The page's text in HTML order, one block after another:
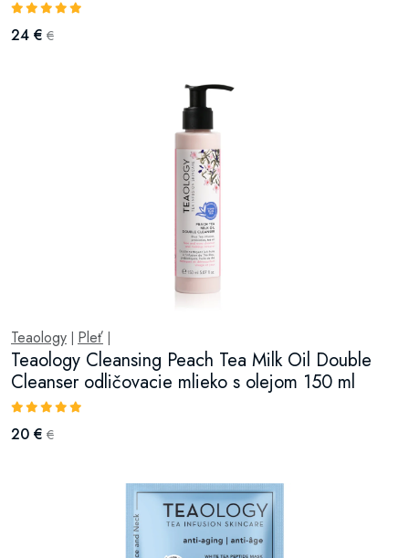
24 € €
Teaology Pleť
Teaology Cleansing Peach Tea Milk Oil Double
Cleanser odličovacie mlieko s olejom 150 ml
20 € €